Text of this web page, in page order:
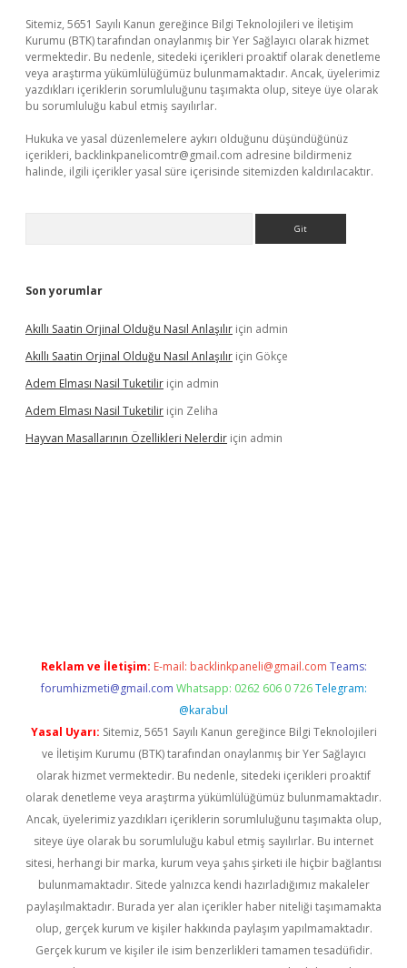
Sitemiz, 5651 Sayılı Kanun gereğince Bilgi Teknolojileri ve İletişim
Kurumu (BTK) tarafından onaylanmış bir Yer Sağlayıcı olarak hizmet
vermektedir. Bu nedenle, sitedeki içerikleri proaktif olarak denetleme
veya araştırma yükümlülüğümüz bulunmamaktadır. Ancak, üyelerimiz
yazdıkları içeriklerin sorumluluğunu taşımakta olup, siteye üye olarak
bu sorumluluğu kabul etmiş sayılırlar.
Hukuka ve yasal düzenlemelere aykırı olduğunu düşündüğünüz
içerikleri, backlinkpanelicomtr@gmail.com adresine bildirmeniz
halinde, ilgili içerikler yasal süre içerisinde sitemizden kaldırılacaktır.
Son yorumlar
Akıllı Saatin Orjinal Olduğu Nasıl Anlaşılır için admin
Akıllı Saatin Orjinal Olduğu Nasıl Anlaşılır için Gökçe
Adem Elması Nasil Tuketilir için admin
Adem Elması Nasil Tuketilir için Zeliha
Hayvan Masallarının Özellikleri Nelerdir için admin
Reklam ve İletişim: E-mail: backlinkpaneli@gmail.com Teams:
forumhizmeti@gmail.com Whatsapp: 0262 606 0 726 Telegram:
@karabul
Yasal Uyarı: Sitemiz, 5651 Sayılı Kanun gereğince Bilgi Teknolojileri
ve İletişim Kurumu (BTK) tarafından onaylanmış bir Yer Sağlayıcı
olarak hizmet vermektedir. Bu nedenle, sitedeki içerikleri proaktif
olarak denetleme veya araştırma yükümlülüğümüz bulunmamaktadır.
Ancak, üyelerimiz yazdıkları içeriklerin sorumluluğunu taşımakta olup,
siteye üye olarak bu sorumluluğu kabul etmiş sayılırlar. Bu internet
sitesi, herhangi bir marka, kurum veya şahıs şirketi ile hiçbir bağlantısı
bulunmamaktadır. Sitede yalnızca kendi hazırladığımız makaleler
paylaşılmaktadır. Burada yer alan içerikler haber niteliği taşımamakta
olup, gerçek kurum ve kişiler hakkında paylaşım yapılmamaktadır.
Gerçek kurum ve kişiler ile isim benzerlikleri tamamen tesadüfidir.